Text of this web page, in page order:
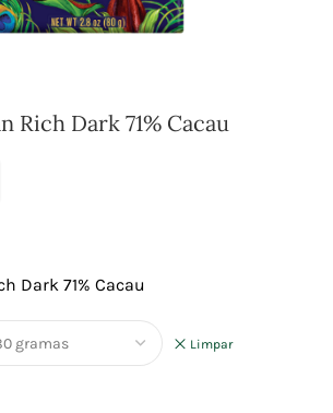
Rich Dark 71% Cacau
Dark 71% Cacau
Limpar